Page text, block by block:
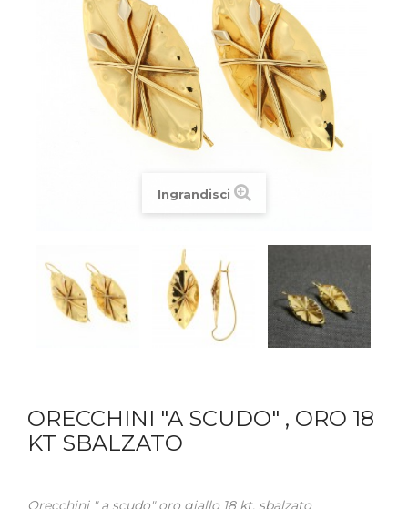
Ingrandisci
ORECCHINI "A SCUDO" , ORO 18
KT SBALZATO
Orecchini " a scudo" oro giallo 18 kt. sbalzato